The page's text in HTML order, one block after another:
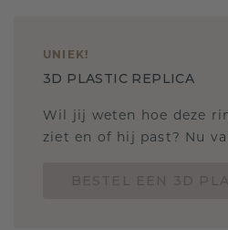
UNIEK!
3D PLASTIC REPLICA
Wil jij weten hoe deze
ziet en of hij past? Nu